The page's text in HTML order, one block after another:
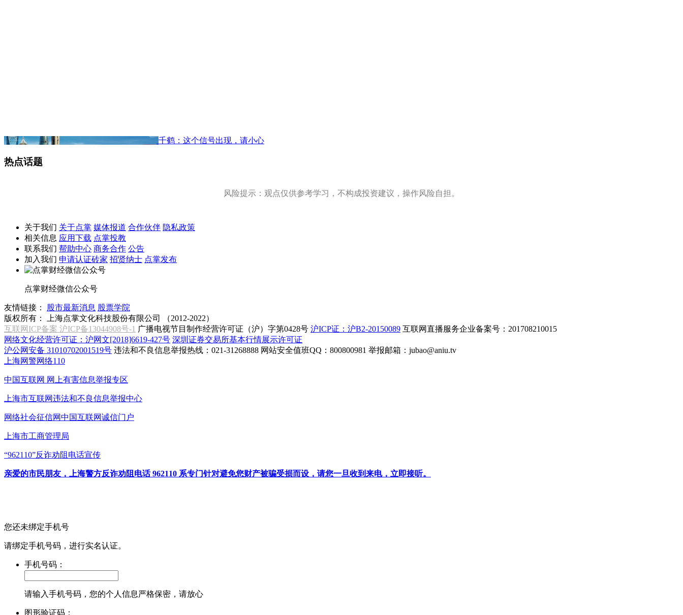
千鹤：这个信号出现，请小心
热点话题
风险提示：观点仅供参考学习，不构成投资建议，操作风险自担。
关于我们 关于点掌 媒体报道 合作伙伴 隐私政策
相关信息 应用下载 点掌投教
联系我们 帮助中心 商务合作 公告
加入我们 申请认证砖家 招贤纳士 点掌发布
点掌财经微信公众号
友情链接： 股市最新消息 股票学院
版权所有：
上海点掌文化科技股份有限公司 （2012-2022）
互联网ICP备案 沪ICP备13044908号-1 广播电视节目制作经营许可证（沪）字第0428号 沪ICP证：沪B2-20150089 互联网直播服务企业备案号：201708210015
网络文化经营许可证：沪网文[2018]6619-427号 深圳证券交易所基本行情展示许可证
沪公网安备 31010702001519号 违法和不良信息举报热线：021-31268888 网站安全值班QQ：800800981 举报邮箱： jubao@aniu.tv
上海网警网络110
中国互联网 网上有害信息举报专区
上海市互联网违法和不良信息举报中心
网络社会征信网中国互联网诚信门户
上海市工商管理局
“962110”反诈劝阻电话宣传
亲爱的市民朋友，上海警方反诈劝阻电话 962110 系专门针对避免您财产被骗受损而设，请您一旦收到来电，立即接听。
您还未绑定手机号
请绑定手机号码，进行实名认证。
手机号码：
请输入手机号码，您的个人信息严格保密，请放心
图形验证码：